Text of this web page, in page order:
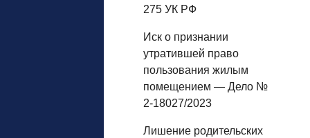
275 УК РФ
Иск о признании
утратившей право
пользования жилым
помещением — Дело №
2-18027/2023
Лишение родительских